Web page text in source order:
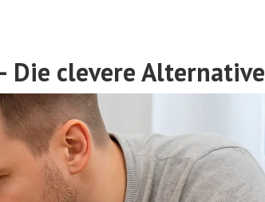
Die clevere Alternative